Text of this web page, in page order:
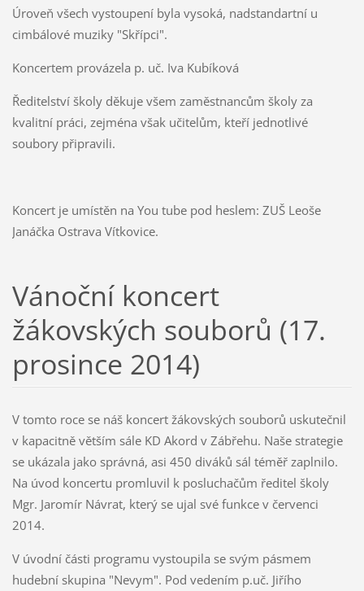
Úroveň všech vystoupení byla vysoká, nadstandartní u
cimbálové muziky "Skřípci".
Koncertem provázela p. uč. Iva Kubíková
Ředitelství školy děkuje všem zaměstnancům školy za
kvalitní práci, zejména však učitelům, kteří jednotlivé
soubory připravili.
Koncert je umístěn na You tube pod heslem: ZUŠ Leoše
Janáčka Ostrava Vítkovice.
Vánoční koncert
žákovských souborů (17.
prosince 2014)
V tomto roce se náš koncert žákovských souborů uskutečnil
v kapacitně větším sále KD Akord v Zábřehu. Naše strategie
se ukázala jako správná, asi 450 diváků sál téměř zaplnilo.
Na úvod koncertu promluvil k posluchačům ředitel školy
Mgr. Jaromír Návrat, který se ujal své funkce v červenci
2014.
V úvodní části programu vystoupila se svým pásmem
hudební skupina "Nevym". Pod vedením p.uč. Jiřího